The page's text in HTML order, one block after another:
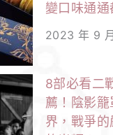
變口味通通
2023 年 9
8部必看二
薦！陰影
界，戰爭